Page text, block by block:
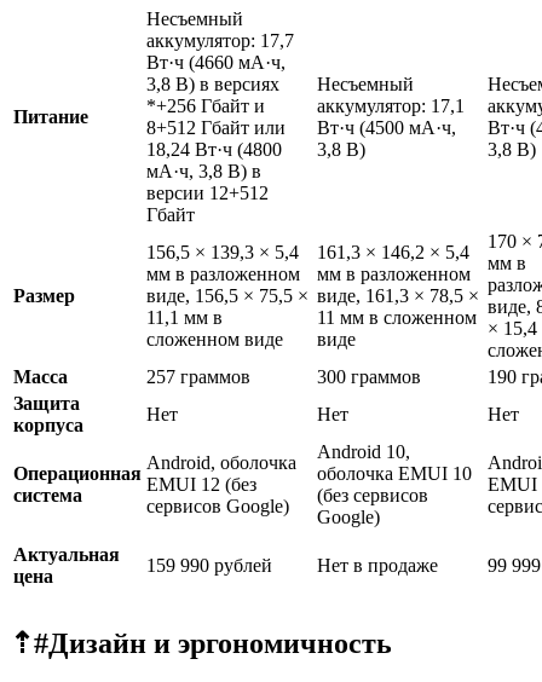
Питание
Несъемный
аккумулятор: 17,7
Вт·ч (4660 мА·ч,
3,8 В) в версиях
*+256 Гбайт и
8+512 Гбайт или
18,24 Вт·ч (4800
мА·ч, 3,8 В) в
версии 12+512
Гбайт
Несъемный
аккумулятор: 17,1
Вт·ч (4500 мА·ч,
3,8 В)
Вт·ч
3,8 В)
Размер
156,5 × 139,3 × 5,4
мм в разложенном
виде, 156,5 × 75,5 ×
11,1 мм в
сложенном виде
161,3 × 146,2 × 5,4
мм в разложенном
виде, 161,3 × 78,5 ×
11 мм в сложенном
виде
170 ×
мм в
виде,
×
Масса
257 граммов 300 граммов
190
Защита
корпуса
Нет Нет Нет
Операционная
система
Android, оболочка
EMUI 12 (без
сервисов Google)
Android 10,
оболочка EMUI 10
(без сервисов
Google)
EMUI
Актуальная
цена
159 990 рублей Нет в продаже 99
⇡#Дизайн и эргономичность